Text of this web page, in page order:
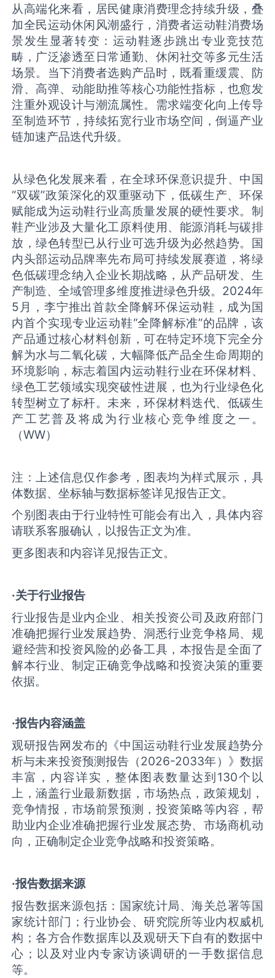
从高端化来看，居民健康消费理念持续升级，叠
加全民运动休闲风潮盛行，消费者运动鞋消费场
景发生显著转变：运动鞋逐步跳出专业竞技范
畴，广泛渗透至日常通勤、休闲社交等多元生活
场景。当下消费者选购产品时，既看重缓震、防
滑、高弹、动能助推等核心功能性指标，也愈发
注重外观设计与潮流属性。需求端变化向上传导
至制造环节，持续拓宽行业市场空间，倒逼产业
链加速产品迭代升级。
从绿色化发展来看，在全球环保意识提升、中国
“双碳”政策深化的双重驱动下，低碳生产、环保
赋能成为运动鞋行业高质量发展的硬性要求。制
鞋产业涉及大量化工原料使用、能源消耗与碳排
放，绿色转型已从行业可选升级为必然趋势。国
内头部运动品牌率先布局可持续发展赛道，将绿
色低碳理念纳入企业长期战略，从产品研发、生
产制造、全域管理多维度推进绿色升级。2024年
5月，李宁推出首款全降解环保运动鞋，成为国
内首个实现专业运动鞋“全降解标准”的品牌，该
产品通过核心材料创新，可在特定环境下完全分
解为水与二氧化碳，大幅降低产品全生命周期的
环境影响，标志着国内运动鞋行业在环保材料、
绿色工艺领域实现突破性进展，也为行业绿色化
转型树立了标杆。未来，环保材料迭代、低碳生
产工艺普及将成为行业核心竞争维度之一。
（WW）
注：上述信息仅作参考，图表均为样式展示，具
体数据、坐标轴与数据标签详见报告正文。
个别图表由于行业特性可能会有出入，具体内容
请联系客服确认，以报告正文为准。
更多图表和内容详见报告正文。
·关于行业报告
行业报告是业内企业、相关投资公司及政府部门
准确把握行业发展趋势、洞悉行业竞争格局、规
避经营和投资风险的必备工具，本报告是全面了
解本行业、制定正确竞争战略和投资决策的重要
依据。
·报告内容涵盖
观研报告网发布的《中国运动鞋行业发展趋势分
析与未来投资预测报告（2026-2033年）》数据
丰富，内容详实，整体图表数量达到130个以
上，涵盖行业最新数据，市场热点，政策规划，
竞争情报，市场前景预测，投资策略等内容，帮
助业内企业准确把握行业发展态势、市场商机动
向，正确制定企业竞争战略和投资策略。
·报告数据来源
报告数据来源包括：国家统计局、海关总署等国
家统计部门；行业协会、研究院所等业内权威机
构；各方合作数据库以及观研天下自有的数据中
心；以及对业内专家访谈调研的一手数据信息
等。